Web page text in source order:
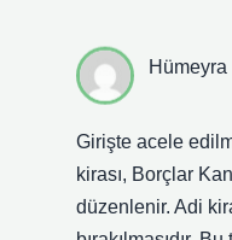
Hümeyra
Girişte acele
kirası, Borçlar
düzenlenir. Adi